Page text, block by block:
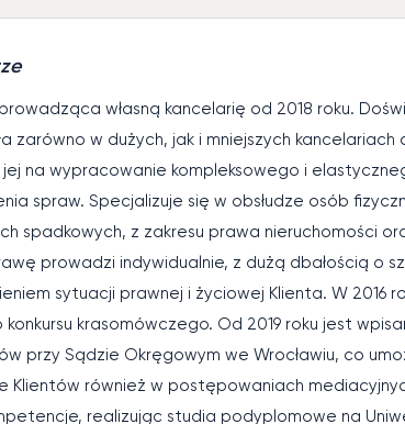
własną kancelarię od 2018 roku.
zarówno w dużych, jak i mniejszych kancelariach
jej na wypracowanie kompleksowego i
spraw. Specjalizuje się w obsłudze osób
spadkowych, z zakresu prawa nieruchomości
prowadzi indywidualnie, z dużą dbałością o
sytuacji prawnej i życiowej Klienta. W 2016
krasomówczego. Od 2019 roku jest
przy Sądzie Okręgowym we Wrocławiu, co
Klientów również w postępowaniach
realizując studia podyplomowe na